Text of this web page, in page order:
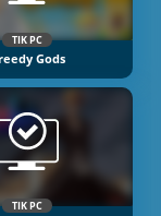
TIK PC
Gods
TIK PC